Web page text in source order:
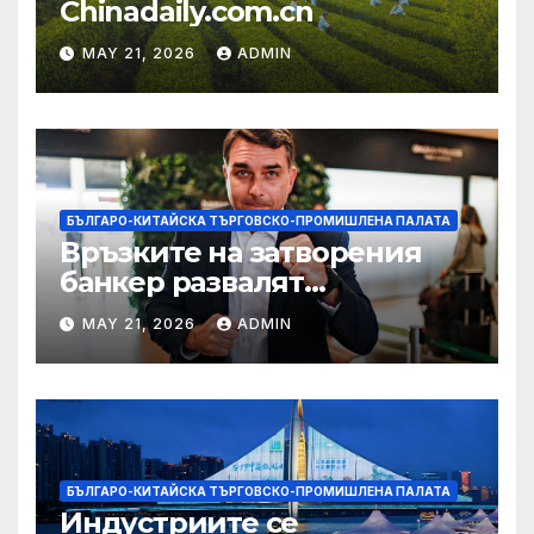
Chinadaily.com.cn
MAY 21, 2026 ADMIN
БЪЛГАРО-КИТАЙСКА ТЪРГОВСКО-ПРОМИШЛЕНА ПАЛАТА
Връзките на затворения
банкер развалят
надеждите на Флавио
Болсонаро за президент на
Бразилия
MAY 21, 2026 ADMIN
БЪЛГАРО-КИТАЙСКА ТЪРГОВСКО-ПРОМИШЛЕНА ПАЛАТА
Индустриите се